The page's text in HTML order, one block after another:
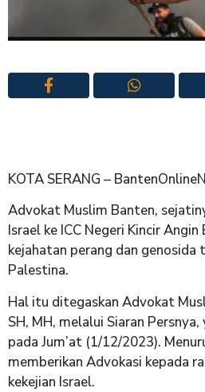
KOTA SERANG –
Advokat Muslim Banten,
Israel ke ICC Negeri Kincir
kejahatan perang dan genosida
Palestina.
Hal itu ditegaskan Advokat
SH, MH, melalui Siaran
pada Jum’at (1/12/2023).
memberikan Advokasi kepada
kekejian Israel.